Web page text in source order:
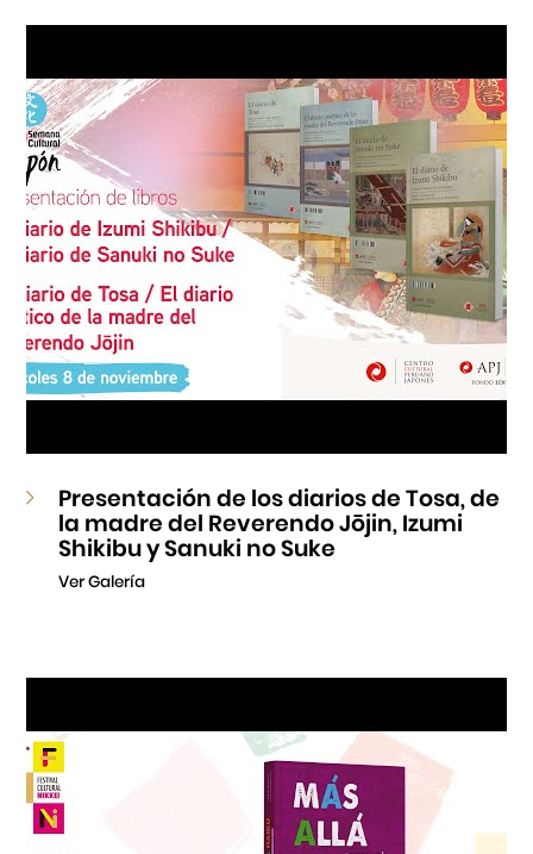
Museo de la Inmigración Japonesa
Fondo Editorial
Teatro Peruano Japonés
Presentación de los diarios de Tosa, de
la madre del Reverendo Jōjin, Izumi
Shikibu y Sanuki no Suke
Ver Galería